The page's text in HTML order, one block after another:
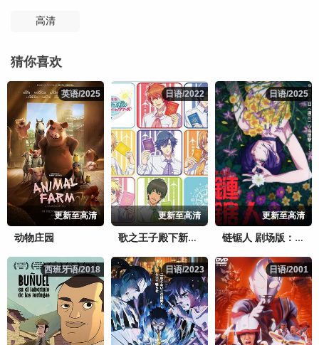
高清
猜你喜欢
英语/2025
英语/2025
更新至高清
动物庄园
日语/2022
日语/2022
更新至高清
歌之王子殿下新剧场版
日语/2025
日语/2025
更新至高清
链锯人 剧场版：蕾塞篇
西班牙语/2018
西班牙语/2018 日语/2023
日语/2023 日语/2001
日语/2001